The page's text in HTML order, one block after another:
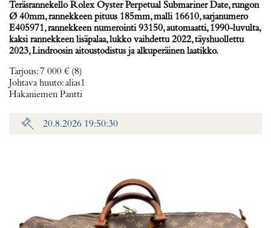
Teräsrannekello Rolex Oyster Perpetual Submariner Date, rungon
Ø 40mm, rannekkeen pituus 185mm, malli 16610, sarjanumero
E405971, rannekkeen numerointi 93150, automaatti, 1990-luvulta,
kaksi rannekkeen lisäpalaa, lukko vaihdettu 2022, täyshuollettu
2023, Lindroosin aitoustodistus ja alkuperäinen laatikko.
Tarjous:7 000 € (8)
Johtava huuto:alias1
Hakaniemen Pantti
20.8.2026 19:50:30